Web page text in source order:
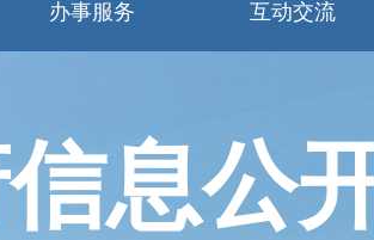
办事服务 互动交流
息公